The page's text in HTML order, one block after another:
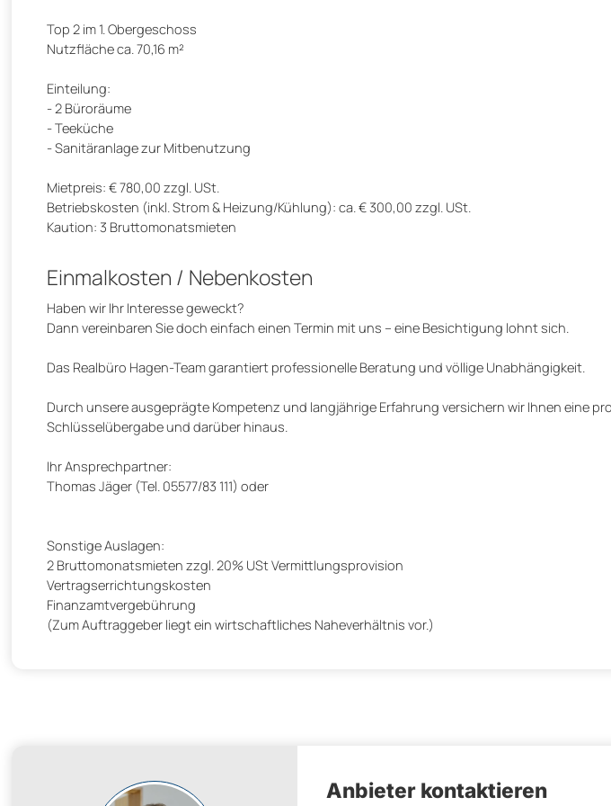
Top 2 im 1. Obergeschoss
Nutzfläche ca. 70,16 m²
Einteilung:
- 2 Büroräume
- Teeküche
- Sanitäranlage zur Mitbenutzung
Mietpreis: € 780,00 zzgl. USt.
Betriebskosten (inkl. Strom & Heizung/Kühlung): ca. € 300,00 zzgl. USt.
Kaution: 3 Bruttomonatsmieten
Einmalkosten / Nebenkosten
Haben wir Ihr Interesse geweckt?
Dann vereinbaren Sie doch einfach einen Termin mit uns – eine Besichtigung lohnt sich.
Das Realbüro Hagen-Team garantiert professionelle Beratung und völlige Unabhängigkeit.
Durch unsere ausgeprägte Kompetenz und langjährige Erfahrung versichern wir Ihnen eine
Schlüsselübergabe und darüber hinaus.
Ihr Ansprechpartner:
Thomas Jäger (Tel. 05577/83 111) oder
Sonstige Auslagen:
2 Bruttomonatsmieten zzgl. 20% USt Vermittlungsprovision
Vertragserrichtungskosten
Finanzamtvergebührung
(Zum Auftraggeber liegt ein wirtschaftliches Naheverhältnis vor.)
Anbieter kontaktieren